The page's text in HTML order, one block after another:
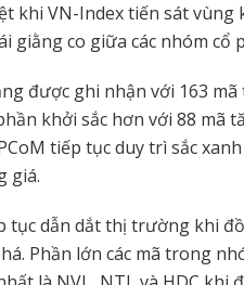
khi VN-Index tiến sát vùng
co giữa các nhóm cổ
được ghi nhận với 163
khởi sắc hơn với 88 mã
tiếp tục duy trì sắc
giá.
tục dẫn dắt thị trường khi
Phần lớn các mã trong